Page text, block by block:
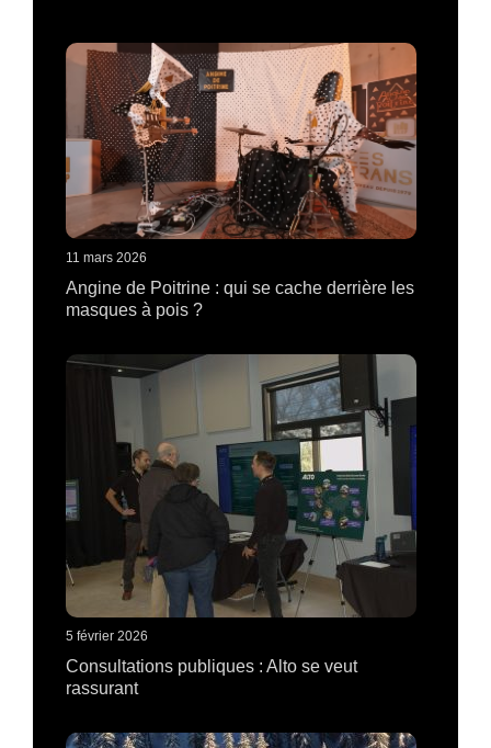
11 mars 2026
Angine de Poitrine : qui se cache derrière les
masques à pois ?
5 février 2026
Consultations publiques : Alto se veut
rassurant